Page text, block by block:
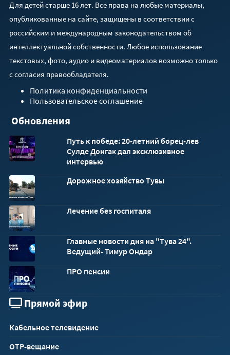
Для детей старше 16 лет. Все права на любые материалы,
опубликованные на сайте, защищены в соответствии с
российским и международным законодательством об
интеллектуальной собственности. Любое использование
текстовых, фото, аудио и видеоматериалов возможно только
с согласия правообладателя.
Политика конфиденциальности
Пользовательское соглашение
Обновления
Путь к победе: 20-летний борец-лев
Сулде Донгак дал эксклюзивное
интервью
Дорожное хозяйство Тувы
Лечение без госпиталя
Главные новости дня на "Тува 24".
Ведущий- Тимур Ондар
ПРО пенсии
Прямой эфир
Кабельное телевидение
ОТР-вещание